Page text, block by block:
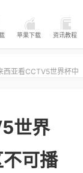
苹果下载 资讯教程
西亚看CCTV5世界杯中
世界
可播